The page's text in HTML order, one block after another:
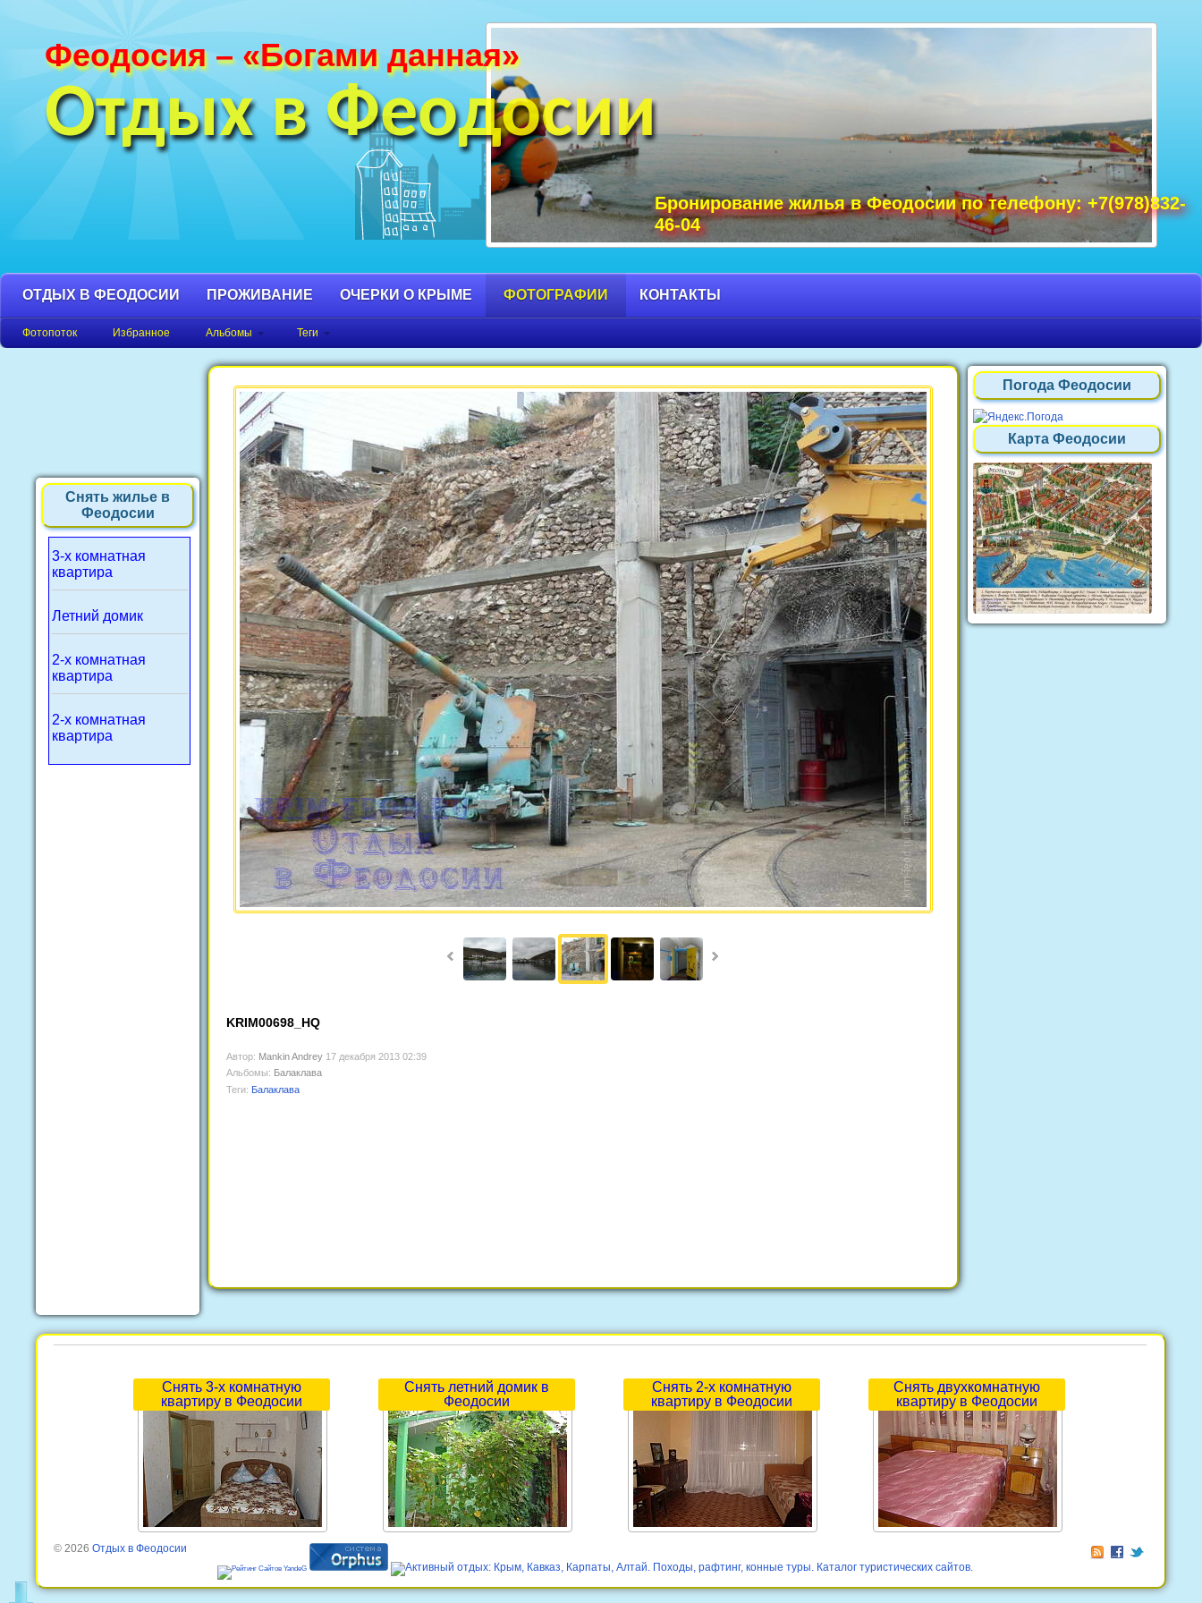
Феодосия – «Богами данная»
Отдых в Феодосии
Бронирование жилья в Феодосии по телефону: +7(978)832-
46-04
Фотографии Феодосии и Крыма. Пляжи Крыма фото, фото горы Крыма, Крым Судак фото, Крым фото Ялта, Крым фото
Феодосия, Орджоникидзе Крым фото, достопримечательности Крыма фото, море Крым фото, фото Нового Света, Крым
фото города, Крым фото Феодосия.
ОТДЫХ В ФЕОДОСИИ ПРОЖИВАНИЕ ОЧЕРКИ О КРЫМЕ ФОТОГРАФИИ КОНТАКТЫ
Фотопоток Избранное Альбомы Теги
Снять жилье в
Феодосии
3-х комнатная
квартира
Летний домик
2-х комнатная
квартира
2-х комнатная
квартира
Погода Феодосии
Карта Феодосии
KRIM00698_HQ
Автор: Mankin Andrey 17 декабря 2013 02:39
Альбомы: Балаклава
Теги: Балаклава
Снять 3-х комнатную
квартиру в Феодосии
Снять летний домик в
Феодосии
Снять 2-х комнатную
квартиру в Феодосии
Снять двухкомнатную
квартиру в Феодосии
© 2026 Отдых в Феодосии